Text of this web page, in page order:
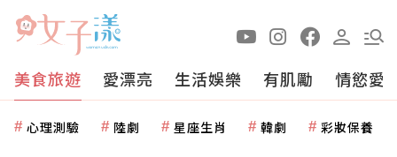
美食旅遊 愛漂亮 生活娛樂 有肌勵 情慾愛
心理測驗 陸劇 星座生肖 韓劇 彩妝保養